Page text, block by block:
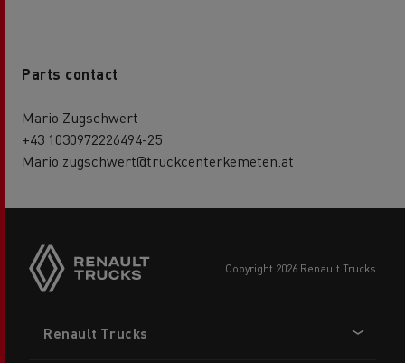
Parts contact
Mario Zugschwert
+43 1030972226494-25
Mario.zugschwert@truckcenterkemeten.at
copyright 2026 Renault Trucks
menu
Renault Trucks